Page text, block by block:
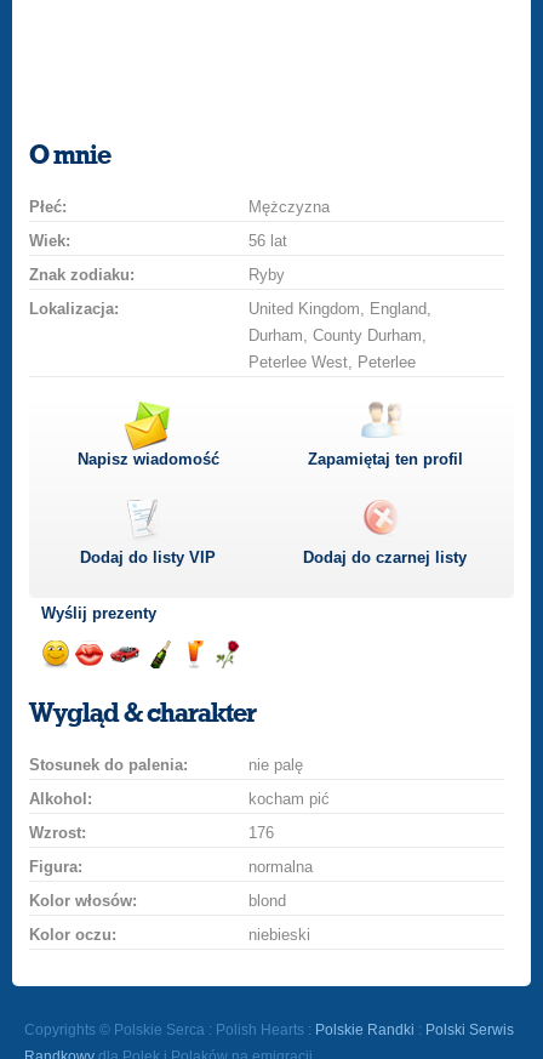
O mnie
Płeć:
Mężczyzna
Wiek:
56 lat
Znak zodiaku:
Ryby
Lokalizacja:
United Kingdom, England,
Durham, County Durham,
Peterlee West, Peterlee
Napisz wiadomość Zapamiętaj ten profil
Dodaj do listyVIP Dodaj do czarnej listy
Wyślij prezenty
uśmiech
buziakasamochodem
szampana
drinka
różę
Wygląd & charakter
Stosunek do palenia:
nie palę
Alkohol:
kocham pić
Wzrost:
176
Figura:
normalna
Kolor włosów:
blond
Kolor oczu:
niebieski
Copyrights © Polskie Serca : Polish Hearts : Polskie Randki : Polski Serwis